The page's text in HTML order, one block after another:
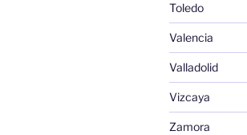
Toledo
Valencia
Valladolid
Vizcaya
Zamora